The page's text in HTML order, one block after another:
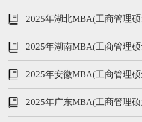
等汇总
2025年湖北MBA(工商管理
等汇总
2025年湖南MBA(工商管理
等汇总
2025年安徽MBA(工商管理
等汇总
2025年广东MBA(工商管理